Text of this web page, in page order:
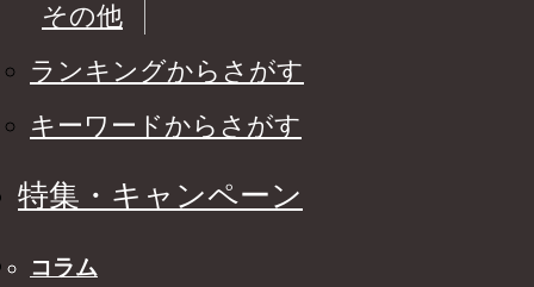
その他
ランキングからさがす
キーワードからさがす
特集・キャンペーン
コラム